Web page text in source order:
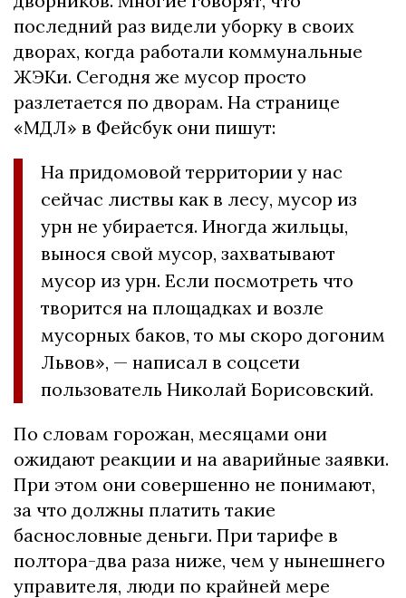
последний раз видели уборку в своих
дворах, когда работали коммунальные
ЖЭКи. Сегодня же мусор просто
разлетается по дворам. На странице
«МДЛ» в Фейсбук они пишут:
На придомовой территории у нас
сейчас листвы как в лесу, мусор из
урн не убирается. Иногда жильцы,
вынося свой мусор, захватывают
мусор из урн. Если посмотреть что
творится на площадках и возле
мусорных баков, то мы скоро догоним
Львов», — написал в соцсети
пользователь Николай Борисовский.
По словам горожан, месяцами они
ожидают реакции и на аварийные заявки.
При этом они совершенно не понимают,
за что должны платить такие
баснословные деньги. При тарифе в
полтора-два раза ниже, чем у нынешнего
управителя, люди по крайней мере